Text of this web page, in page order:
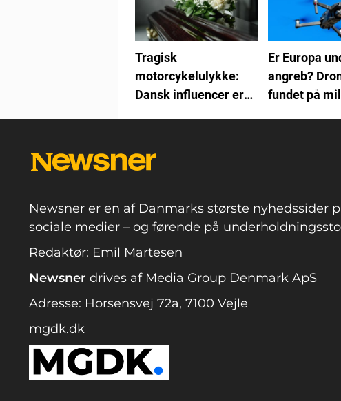
Tragisk
motorcykelulykke:
Dansk influencer er
Er Europa
angreb?
fundet på
Newsner er en af Danmarks største nyhedssider
sociale medier – og førende på
Redaktør: Emil Martesen
Newsner drives af Media Group Denmark ApS
Adresse: Horsensvej 72a, 7100 Vejle
mgdk.dk